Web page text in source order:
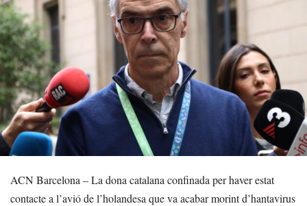
ACN Barcelona – La dona catalana confinada per haver estat
contacte a l’avió de l’holandesa que va acabar morint d’hantavirus